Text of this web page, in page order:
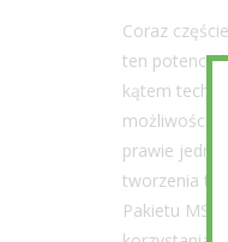
Coraz
ten
kątem
możliwości
prawie
tworzenia
Pakietu MS